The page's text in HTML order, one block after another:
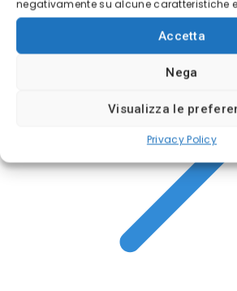
negativamente su alcune caratteristiche
Accetta
Nega
Visualizza le
Privacy Policy